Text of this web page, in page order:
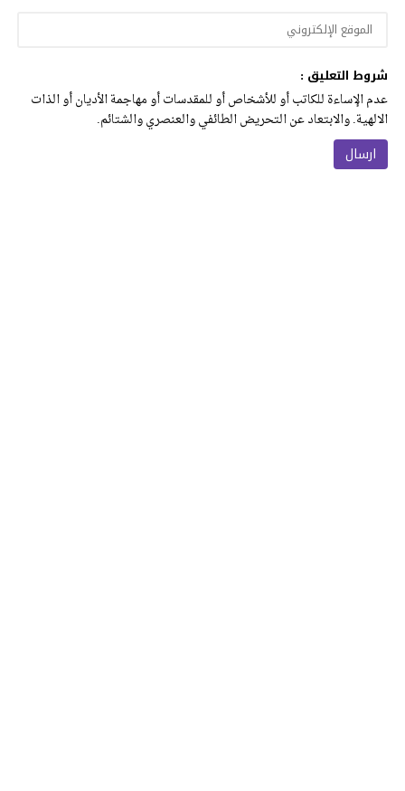
شروط التعليق :
عدم الإساءة للكاتب أو للأشخاص أو للمقدسات أو مهاجمة الأديان أو الذات
الالهية. والابتعاد عن التحريض الطائفي والعنصري والشتائم.